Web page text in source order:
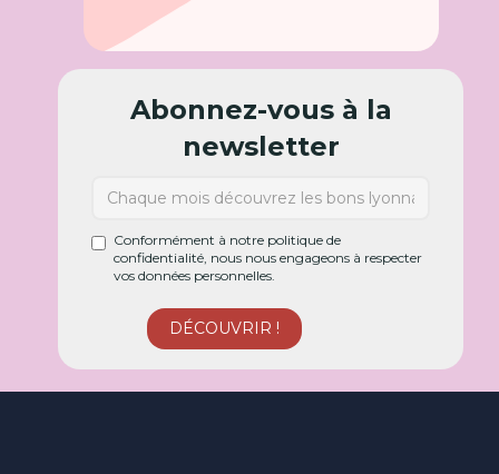
Abonnez-vous à la
newsletter
Conformément à notre politique de
confidentialité, nous nous engageons à respecter
vos données personnelles.